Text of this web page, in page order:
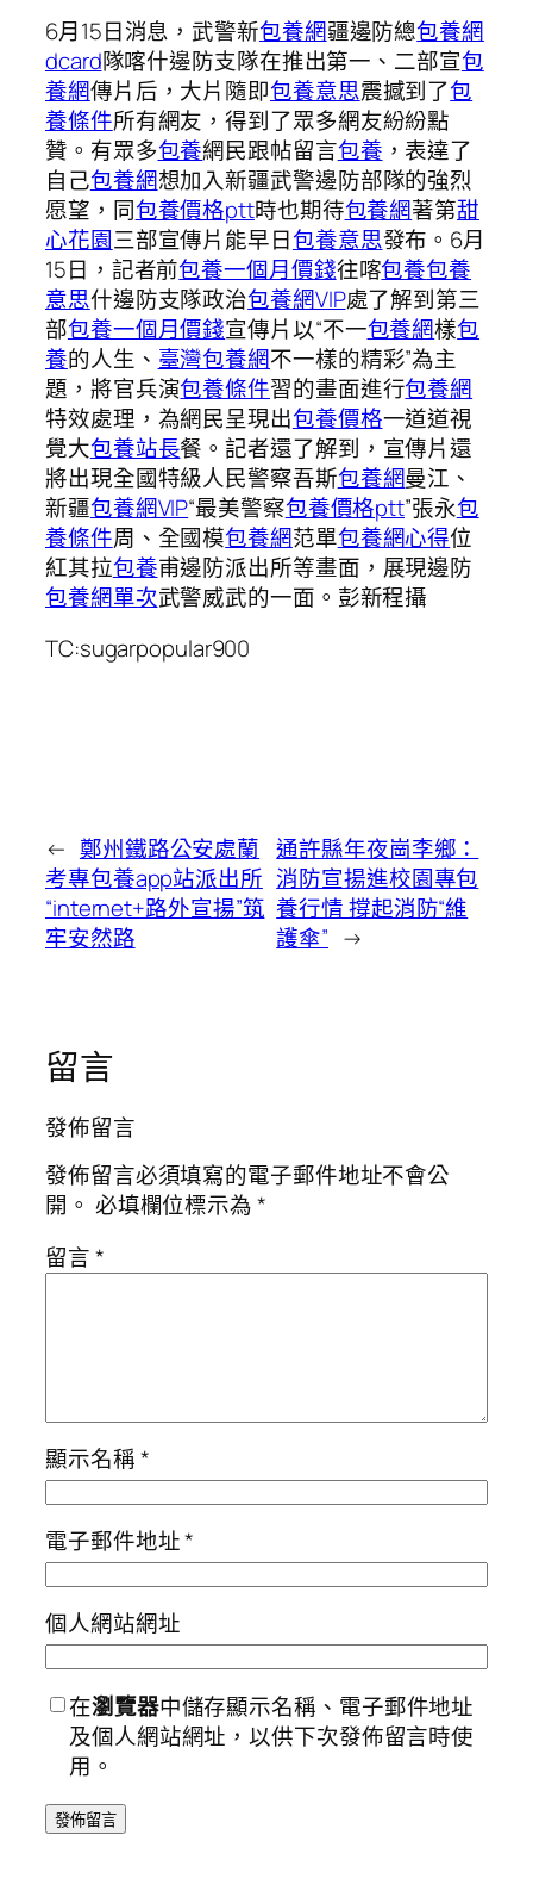
6月15日消息，武警新包養網疆邊防總包養網
dcard隊喀什邊防支隊在推出第一、二部宣包
養網傳片后，大片隨即包養意思震撼到了包
養條件所有網友，得到了眾多網友紛紛點
贊。有眾多包養網民跟帖留言包養 ，表達了
自己包養網想加入新疆武警邊防部隊的強烈
愿望，同包養價格ptt時也期待包養網著第甜
心花園三部宣傳片能早日包養意思發布。6月
15日，記者前包養一個月價錢往喀包養包養
意思什邊防支隊政治包養網VIP處了解到第三
部包養一個月價錢宣傳片以“不一包養網樣包
養的人生、 臺灣包養網不一樣的精彩”為主
題，將官兵演包養條件習的畫面進行包養網
特效處理，為網民呈現出包養價格一道道視
覺大包養站長餐。記者還了解到，宣傳片還
將出現全國特級人民警察吾斯包養網曼江、
新疆包養網VIP“最美警察包養價格ptt”張永包
養條件周、全國模包養網范單包養網心得位
紅其拉包養甫邊防派出所等畫面，展現邊防
包養網單次武警威武的一面。彭新程攝
TC:sugarpopular900
← 鄭州鐵路公安處蘭
考專包養app站派出所
“internet+路外宣揚”筑
牢安然路
通許縣年夜崗李鄉：
消防宣揚進校園專包
養行情 撐起消防“維
護傘” →
留言
發佈留言
發佈留言必須填寫的電子郵件地址不會公
開。 必填欄位標示為*
留言*
顯示名稱*
電子郵件地址*
個人網站網址
在瀏覽器中儲存顯示名稱、電子郵件地址
及個人網站網址，以供下次發佈留言時使
用。